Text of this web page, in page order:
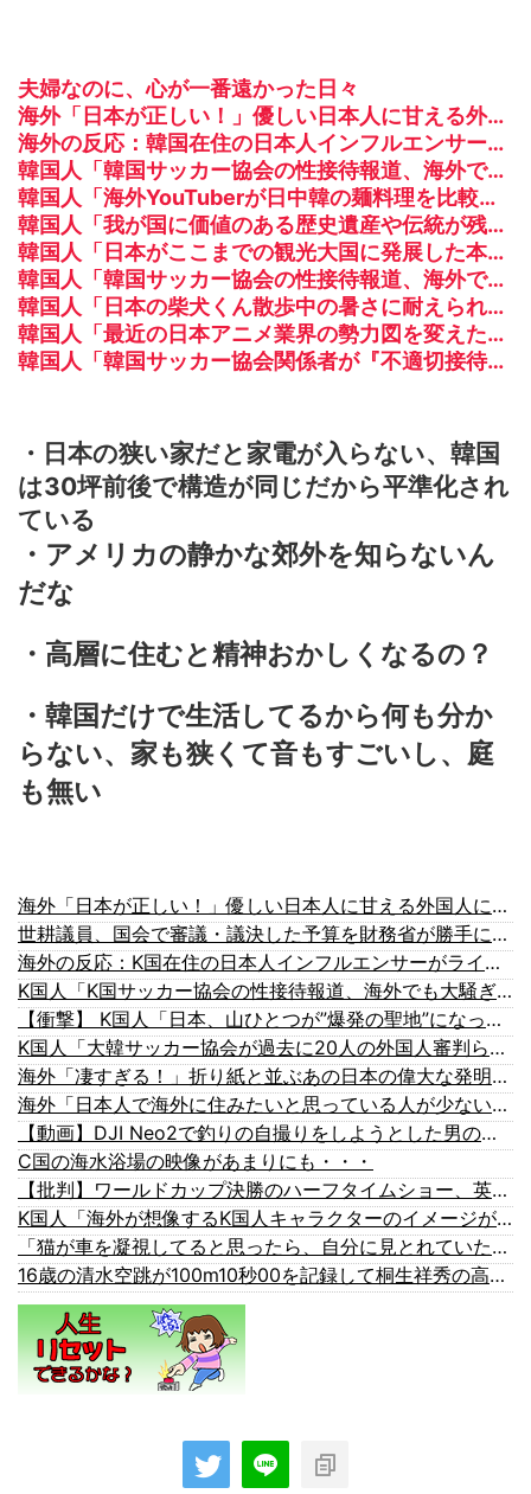
夫婦なのに、心が一番遠かった日々
海外「日本が正しい！」優しい日本人に甘える外国人に海外が大騒ぎ
海外の反応：韓国在住の日本人インフルエンサーがライブ配信中に自殺、Kポップファンから嫌がらせか
韓国人「韓国サッカー協会の性接待報道、海外でも大騒ぎに・・・2002年W杯4強の記録取り消しの声も」→「マジで国の恥だ」「2002年まで疑う価値があ...
韓国人「海外YouTuberが日中韓の麺料理を比較した結果がこちら・・・」
韓国人「我が国に価値のある歴史遺産や伝統が残ってない本当の理由がこちら・・・」
韓国人「日本がここまでの観光大国に発展した本当の理由がこちら…」→「昔から日本は愛されてた…（ﾌﾞﾙﾌﾞﾙ」＝韓国の反応
韓国人「韓国サッカー協会の性接待報道、海外でも大騒ぎに・・・2002年W杯4強の記録取り消しの声も」→「マジで国の恥だ」「2002年まで疑う価値がある」「国民や国が築いた国格をサッカー選手が足で蹴り飛ばすね」
韓国人「日本の柴犬くん散歩中の暑さに耐えられなかった結果」
韓国人「最近の日本アニメ業界の勢力図を変えたと言われる作品がこちら…」→「こういうのが面白い…（ﾌﾞﾙﾌﾞﾙ」＝韓国の反応
韓国人「韓国サッカー協会関係者が『不適切接待は慣行だった』と衝撃発言！日韓ワールドカップ4強にも疑いの視線が向けられる」
・日本の狭い家だと家電が入らない、韓国
は30坪前後で構造が同じだから平準化され
ている
・アメリカの静かな郊外を知らないん
だな
・高層に住むと精神おかしくなるの？
・韓国だけで生活してるから何も分か
らない、家も狭くて音もすごいし、庭
も無い
海外「日本が正しい！」優しい日本人に甘える外国人に海外が大騒ぎ
世耕議員、国会で審議・議決した予算を財務省が勝手に３兆円動かしていると指摘・問題視
海外の反応：K国在住の日本人インフルエンサーがライブ配信中に自〇、Kポップファンから嫌がらせか
K国人「K国サッカー協会の性接待報道、海外でも大騒ぎに・・・2002年W杯4強の記録取り消しの声も」→「マジで国の恥だ」「2002年まで疑う価値があ...
【衝撃】 K国人「日本、山ひとつが”爆発の聖地”になってる」
K国人「大韓サッカー協会が過去に20人の外国人審判らに不謹慎接待をしていた証拠が揃いながらも不起訴処分に成っていた事が明らかに‥」
海外「凄すぎる！」折り紙と並ぶあの日本の偉大な発明に海外がびっくり仰天
海外「日本人で海外に住みたいと思っている人が少ないのは何故なんだ？母国ではみんな出たがっているのだが？」
【動画】DJI Neo2で釣りの自撮りをしようとした男の悲劇（ノ∇`）
C国の海水浴場の映像があまりにも・・・
【批判】ワールドカップ決勝のハーフタイムショー、英紙｢BTSが出てきて悪夢かと思った｣
K国人「海外が想像するK国人キャラクターのイメージがこちら・・・」
「猫が車を凝視してると思ったら、自分に見とれていた…」（動画）
16歳の清水空跳が100m10秒00を記録して桐生祥秀の高校記録を更新、海外陸上競技ファンも大衝撃（海外の反応）